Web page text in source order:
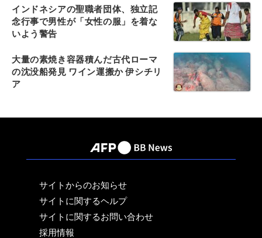
インドネシアの聖職者団体、独立記
念行事で男性が「女性の服」を着な
いよう警告
大量の素焼き容器積んだ古代ローマ
の沈没船発見 ワイン運搬か 伊シチリ
ア
サイトからのお知らせ
サイトに関するヘルプ
サイトに関するお問い合わせ
採用情報